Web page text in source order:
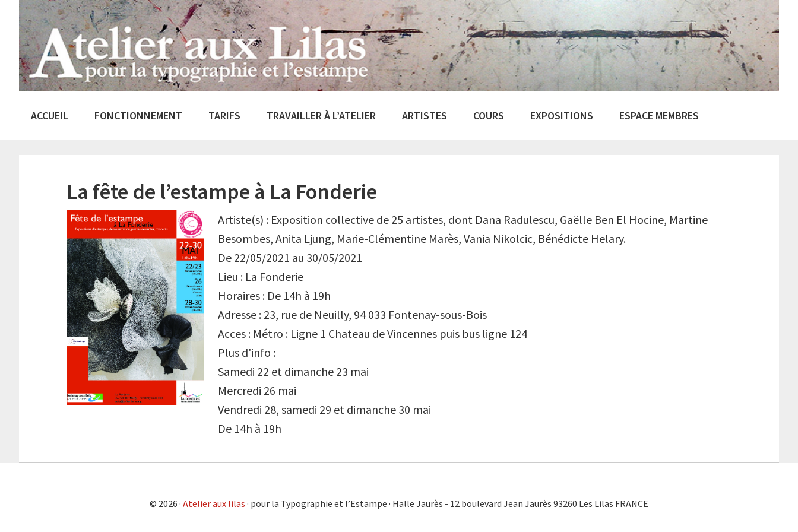
Passer
navigation
principale
Passer
contenu
principal
ACCUEIL FONCTIONNEMENT TARIFS TRAVAILLER À L’ATELIER ARTISTES COURS EXPOSITIONS ESPACE MEMBRES
La fête de l’estampe à La Fonderie
Artiste(s) : Exposition collective de 25 artistes, dont Dana Radulescu, Gaëlle Ben El Hocine, Martine
Besombes, Anita Ljung, Marie-Clémentine Marès, Vania Nikolcic, Bénédicte Helary.
De 22/05/2021 au 30/05/2021
Lieu : La Fonderie
Horaires : De 14h à 19h
Adresse : 23, rue de Neuilly, 94 033 Fontenay-sous-Bois
Acces : Métro : Ligne 1 Chateau de Vincennes puis bus ligne 124
Plus d'info :
Samedi 22 et dimanche 23 mai
Mercredi 26 mai
Vendredi 28, samedi 29 et dimanche 30 mai
De 14h à 19h
© 2026 · Atelier aux lilas · pour la Typographie et l’Estampe · Halle Jaurès - 12 boulevard Jean Jaurès 93260 Les Lilas FRANCE